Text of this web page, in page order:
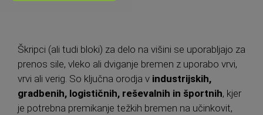
Škripci (ali tudi bloki) za delo na višini se uporabljajo za
prenos sile, vleko ali dviganje bremen z uporabo vrvi,
vrvi ali verig. So ključna orodja v industrijskih,
gradbenih, logističnih, reševalnih in športnih, kjer
je potrebna premikanje težkih bremen na učinkovit,